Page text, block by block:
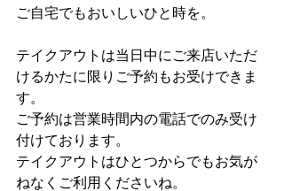
ご自宅でもおいしいひと時を。
テイクアウトは当日中にご来店いただ
けるかたに限りご予約もお受けできま
す。
ご予約は営業時間内の電話でのみ受け
付けております。
テイクアウトはひとつからでもお気が
ねなくご利用くださいね。